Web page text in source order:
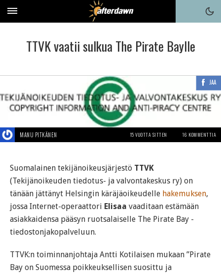
TTVK vaatii sulkua The Pirate Baylle
JAA
MANU PITKÄNEN 15 VUOTTA SITTEN 16 KOMMENTTIA
Suomalainen tekijänoikeusjärjestö TTVK
(Tekijänoikeuden tiedotus- ja valvontakeskus ry) on
tänään jättänyt Helsingin käräjäoikeudelle hakemuksen,
jossa Internet-operaattori Elisaa vaaditaan estämään
asiakkaidensa pääsyn ruotsalaiselle The Pirate Bay -
tiedostonjakopalveluun.
TTVK:n toiminnanjohtaja Antti Kotilaisen mukaan ”Pirate
Bay on Suomessa poikkeuksellisen suosittu ja